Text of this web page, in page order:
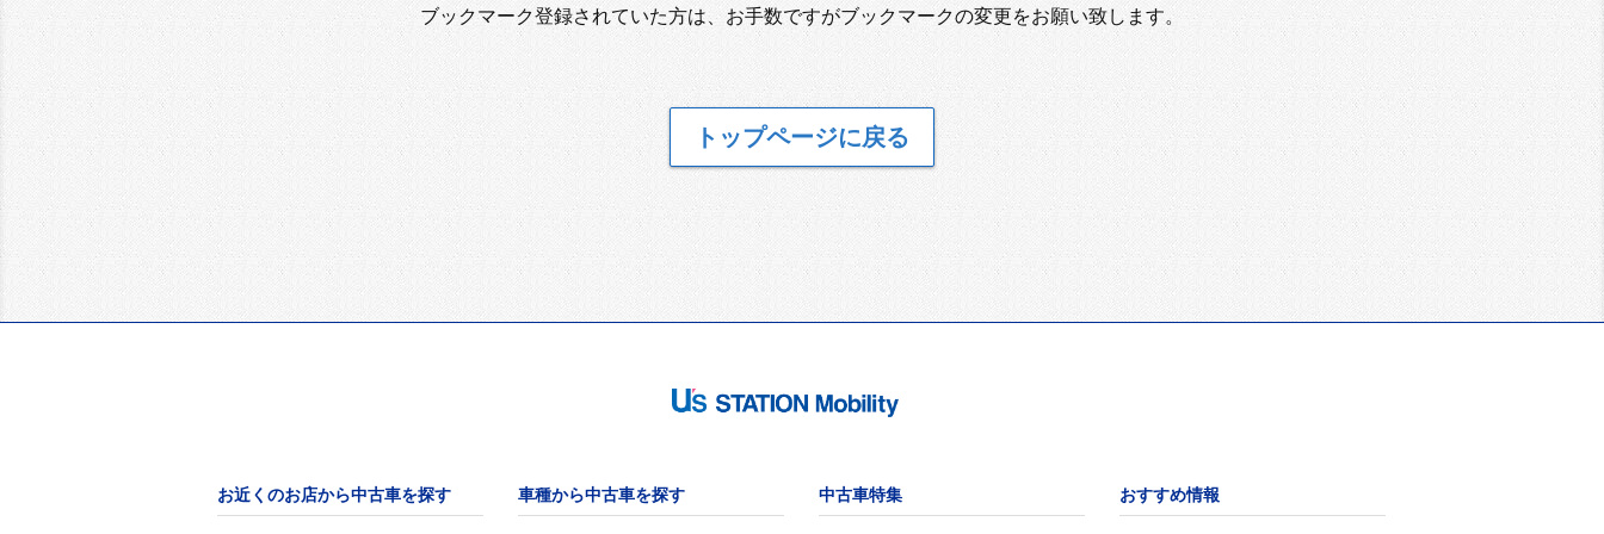
ブックマーク登録されていた方は、お手数ですがブックマークの変更をお願い致します。
トップページに戻る
お近くのお店から中古車を探す 車種から中古車を探す 中古車特集 おすすめ情報